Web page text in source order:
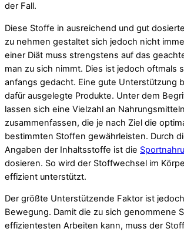
der Fall.
Diese Stoffe in ausreichend und gut
zu nehmen gestaltet sich jedoch nicht
einer Diät muss strengstens auf das
man zu sich nimmt. Dies ist jedoch oftmals
anfangs gedacht. Eine gute Unterstützung
dafür ausgelegte Produkte. Unter dem
lassen sich eine Vielzahl an Nahrungsmitteln
zusammenfassen, die je nach Ziel die
bestimmten Stoffen gewährleisten. Durch
Angaben der Inhaltsstoffe ist die
dosieren. So wird der Stoffwechsel im
effizient unterstützt.
Der größte Unterstützende Faktor ist
Bewegung. Damit die zu sich genommene
effizientesten Arbeiten kann, muss der